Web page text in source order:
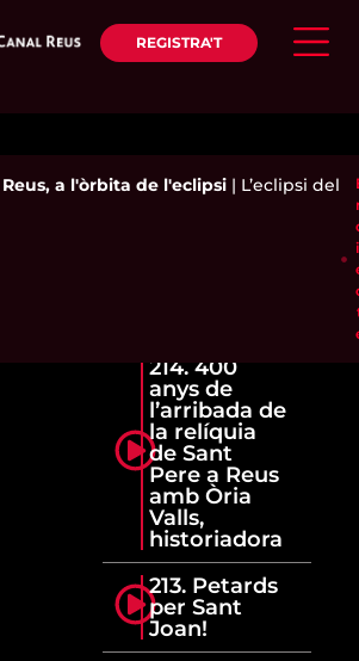
REGISTRA'T
Reus, a l'òrbita de l'eclipsi| L’eclipsi del
214. 400
anys de
l’arribada de
la relíquia
de Sant
Pere a Reus
amb Òria
Valls,
historiadora
213. Petards
per Sant
Joan!